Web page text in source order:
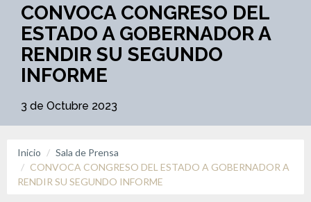
CONVOCA CONGRESO DEL
ESTADO A GOBERNADOR A
RENDIR SU SEGUNDO
INFORME
3 de Octubre 2023
Inicio
Sala de Prensa
CONVOCA CONGRESO DEL ESTADO A GOBERNADOR A
RENDIR SU SEGUNDO INFORME